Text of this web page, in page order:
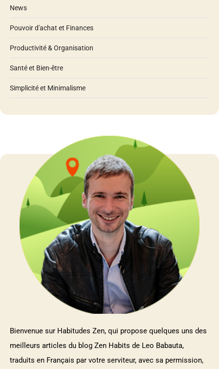
News
Pouvoir d'achat et Finances
Productivité & Organisation
Santé et Bien-être
Simplicité et Minimalisme
Bienvenue sur Habitudes Zen, qui propose quelques uns des
meilleurs articles du blog Zen Habits de Leo Babauta,
traduits en Français par votre serviteur, avec sa permission,